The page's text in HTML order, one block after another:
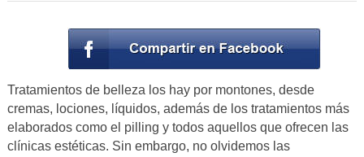
Tratamientos de belleza los hay por montones, desde
cremas, lociones, líquidos, además de los tratamientos más
elaborados como el pilling y todos aquellos que ofrecen las
clínicas estéticas. Sin embargo, no olvidemos las